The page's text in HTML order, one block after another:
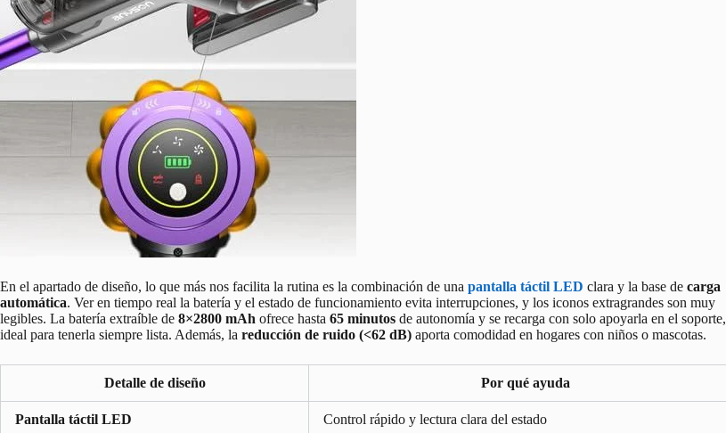
En el apartado de diseño, lo que más nos facilita la rutina es la combinación de una pantalla táctil LED clara y la base de carga
automática. Ver en tiempo real la batería y el estado de funcionamiento evita interrupciones, y los iconos extragrandes son muy
legibles. La batería extraíble de 8×2800 mAh ofrece hasta 65 minutos de autonomía y se recarga con solo apoyarla en el soporte,
ideal para tenerla siempre lista. Además, la reducción de ruido (<62 dB) aporta comodidad en hogares con niños o mascotas.
Detalle de diseño Por qué ayuda
Pantalla táctil LED Control rápido y lectura clara del estado